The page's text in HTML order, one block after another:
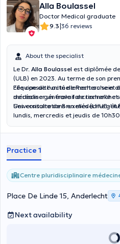
Alla Boulassel
Doctor Medical graduate
9.3|36 reviews
About the specialist
Le Dr. Alla Boulassel est diplômée
(ULB) en 2023. Au terme de son
l'équipe de l'unité de Recherche et
de réaliser un travail de recherche
Universitaire de Bruxelles (LHUB-
Elle consulte actuellement au sein
médecine générale fonctionnelle
Ses consultations en médecine
lundis, mercredis et jeudis de
Practice 1
Centre pluridisciplinaire
Place De Linde 15, Anderlecht
Next availability